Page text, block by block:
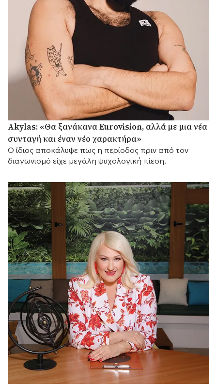
Akylas: «Θα ξανάκανα Eurovision, αλλά με μια νέα
συνταγή και έναν νέο χαρακτήρα»
Ο ίδιος αποκάλυψε πως η περίοδος πριν από τον
διαγωνισμό είχε μεγάλη ψυχολογική πίεση.